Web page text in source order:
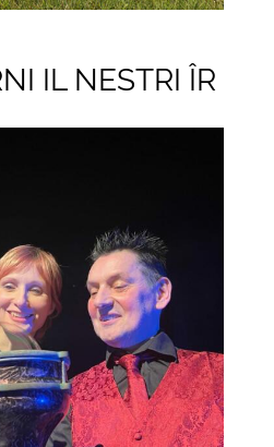
IL NESTRI ÎR